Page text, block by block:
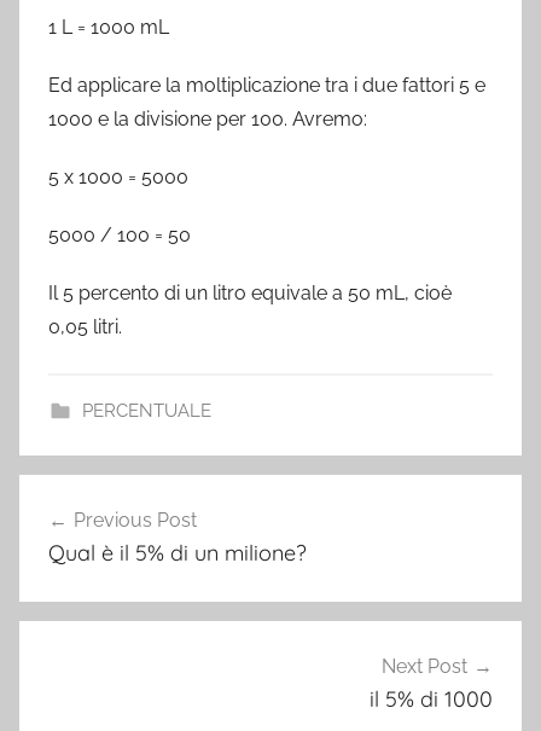
1 L = 1000 mL
Ed applicare la moltiplicazione tra i due fattori 5 e
1000 e la divisione per 100. Avremo:
5 x 1000 = 5000
5000 / 100 = 50
Il 5 percento di un litro equivale a 50 mL, cioè
0,05 litri.
PERCENTUALE
navigation
Previous Post
Qual è il 5% di un milione?
Next Post
il 5% di 1000